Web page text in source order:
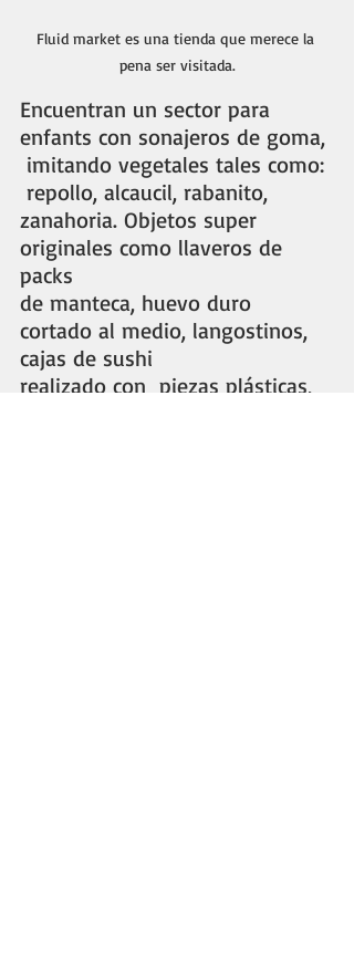
Fluid market es una tienda que merece la
pena ser visitada.
Encuentran un sector para
enfants con sonajeros de goma,
imitando vegetales tales como:
repollo, alcaucil, rabanito,
zanahoria. Objetos super
originales como llaveros de
packs
de manteca, huevo duro
cortado al medio, langostinos,
cajas de sushi
realizado con  piezas plásticas,